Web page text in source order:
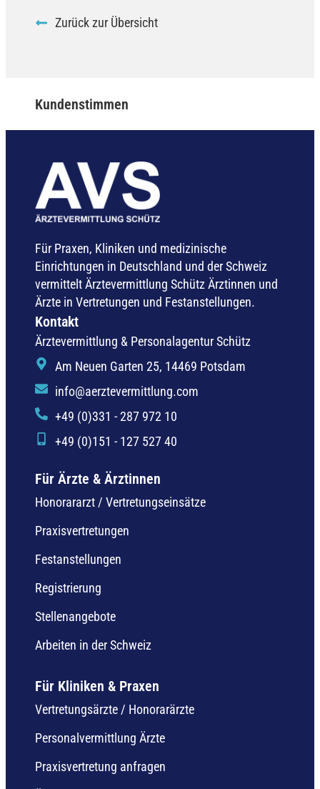
Zurück zur Übersicht
Kundenstimmen
Für Praxen, Kliniken und medizinische
Einrichtungen in Deutschland und der Schweiz
vermittelt Ärztevermittlung Schütz Ärztinnen und
Ärzte in Vertretungen und Festanstellungen.
Für Ärzte & Ärztinnen
Honorararzt / Vertretungseinsätze
Praxisvertretungen
Festanstellungen
Registrierung
Stellenangebote
Arbeiten in der Schweiz
Für Kliniken & Praxen
Vertretungsärzte / Honorarärzte
Personalvermittlung Ärzte
Praxisvertretung anfragen
Kontakt
Ärztevermittlung & Personalagentur Schütz
Am Neuen Garten 25, 14469 Potsdam
info@aerztevermittlung.com
+49 (0)331 - 287 972 10
+49 (0)151 - 127 527 40